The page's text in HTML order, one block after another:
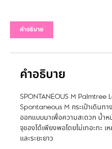
คำอธิบาย
คำอธิบาย
SPONTANEOUS M Palmtree
Spontaneous M กระเป๋าเดินท
ออกแบบมาเพื่อความสะดวก น้ำ
จุของได้เพียงพอโดยไม่เทอะทะ เ
และระยะยาว